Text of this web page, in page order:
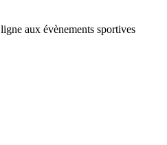
aux évènements sportives